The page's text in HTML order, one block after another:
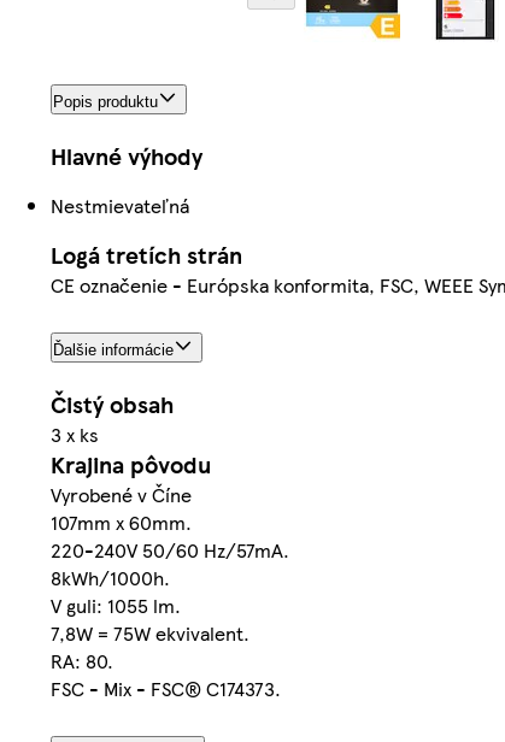
Popis produktu
Hlavné výhody
Nestmievateľná
Logá tretích strán
CE označenie - Európska konformita, FSC, WEEE
Ďalšie informácie
Čistý obsah
3 x ks
Krajina pôvodu
Vyrobené v Číne
107mm x 60mm.
220-240V 50/60 Hz/57mA.
8kWh/1000h.
V guli: 1055 lm.
7,8W = 75W ekvivalent.
RA: 80.
FSC - Mix - FSC® C174373.